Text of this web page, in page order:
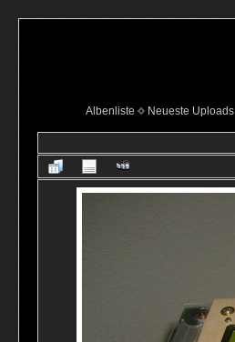
Albenliste
Neueste Uploads